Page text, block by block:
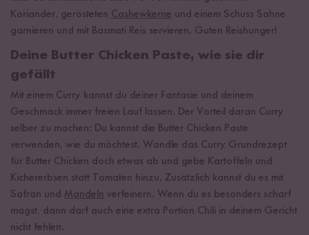
Koriander, gerösteten Cashewkerne und einem Schuss Sahne
garnieren und mit Basmati Reis servieren. Guten Reishunger!
Deine Butter Chicken Paste, wie sie dir
gefällt
Mit einem Curry kannst du deiner Fantasie und deinem
Geschmack immer freien Lauf lassen. Der Vorteil daran Curry
selber zu machen: Du kannst die Butter Chicken Paste
verwenden, wie du möchtest. Wandle das Curry Grundrezept
für Butter Chicken doch etwas ab und gebe Kartoffeln und
Kichererbsen statt Tomaten hinzu. Zusätzlich kannst du es mit
Safran und Mandeln verfeinern. Wenn du es besonders scharf
magst, dann darf auch eine extra Portion Chili in deinem Gericht
nicht fehlen.